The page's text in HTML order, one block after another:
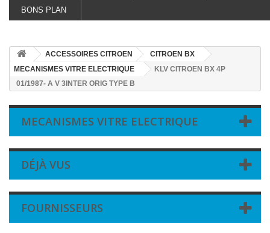
BONS PLAN
ACCESSOIRES CITROEN
CITROEN BX
MECANISMES VITRE ELECTRIQUE
KLV CITROEN BX 4P
01/1987- A V 3INTER ORIG TYPE B
MECANISMES VITRE ELECTRIQUE
DÉJÀ VUS
FOURNISSEURS